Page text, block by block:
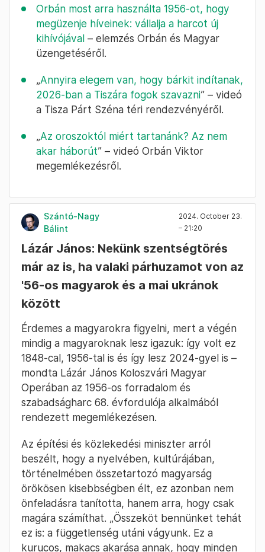
Orbán most arra használta 1956-ot, hogy
megüzenje híveinek: vállalja a harcot új
kihívójával – elemzés Orbán és Magyar
üzengetéséről.
„Annyira elegem van, hogy bárkit indítanak,
2026-ban a Tiszára fogok szavazni” – videó
a Tisza Párt Széna téri rendezvényéről.
„Az oroszoktól miért tartanánk? Az nem
akar háborút” – videó Orbán Viktor
megemlékezésről.
Szántó-Nagy
Bálint
2024. October 23.
– 21:20
Lázár János: Nekünk szentségtörés
már az is, ha valaki párhuzamot von az
'56-os magyarok és a mai ukránok
között
Érdemes a magyarokra figyelni, mert a végén
mindig a magyaroknak lesz igazuk: így volt ez
1848-cal, 1956-tal is és így lesz 2024-gyel is –
mondta Lázár János Koloszvári Magyar
Operában az 1956-os forradalom és
szabadságharc 68. évfordulója alkalmából
rendezett megemlékezésen.
Az építési és közlekedési miniszter arról
beszélt, hogy a nyelvében, kultúrájában,
történelmében összetartozó magyarság
örökösen kisebbségben élt, ez azonban nem
önfeladásra tanította, hanem arra, hogy csak
magára számíthat. „Összeköt bennünket tehát
ez is: a függetlenség utáni vágyunk. Ez a
kurucos, makacs akarása annak, hogy minden